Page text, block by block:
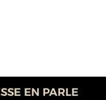
EN PARLE